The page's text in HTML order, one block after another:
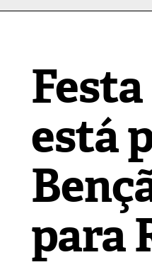
está
para